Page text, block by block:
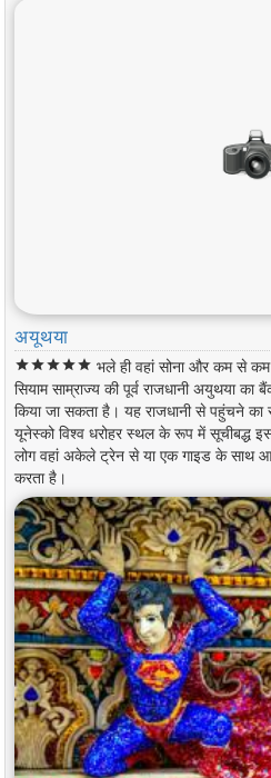
अयूथया
starstarstarstarstar भले ही वहां सोना और कम से कम
सियाम साम्राज्य की पूर्व राजधानी अयुथया का
किया जा सकता है। यह राजधानी से पहुंचने
यूनेस्को विश्व धरोहर स्थल के रूप में सूचीबद्ध
लोग वहां अकेले ट्रेन से या एक गाइड के साथ
करता है।